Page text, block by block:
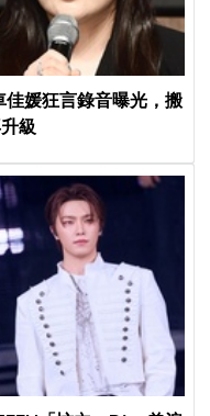
佳媛狂言錄音曝光，搬
級